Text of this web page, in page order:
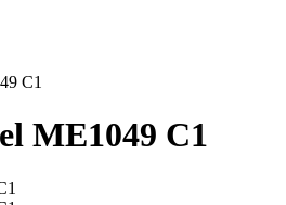
C1
ME1049 C1